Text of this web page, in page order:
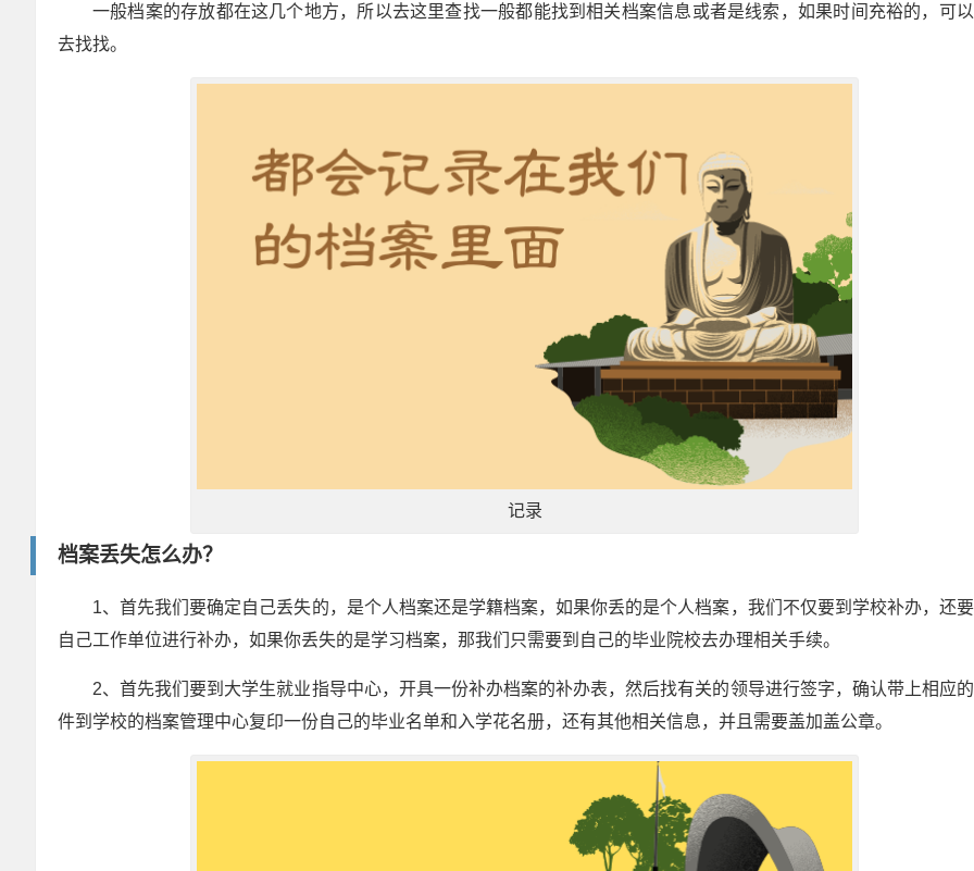
一般档案的存放都在这几个地方，所以去这里查找一般都能找到相关档案信息或者是线索，如果时间充裕的，可
去找找。
记录
档案丢失怎么办？
1、首先我们要确定自己丢失的，是个人档案还是学籍档案，如果你丢的是个人档案，我们不仅要到学校补办，还
自己工作单位进行补办，如果你丢失的是学习档案，那我们只需要到自己的毕业院校去办理相关手续。
2、首先我们要到大学生就业指导中心，开具一份补办档案的补办表，然后找有关的领导进行签字，确认带上相应
件到学校的档案管理中心复印一份自己的毕业名单和入学花名册，还有其他相关信息，并且需要盖加盖公章。